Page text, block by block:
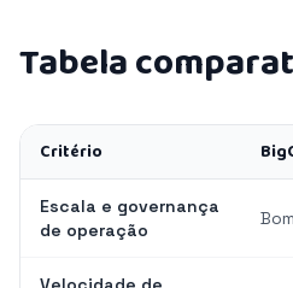
Tabela
Critério
Escala e governança
de operação
Bom